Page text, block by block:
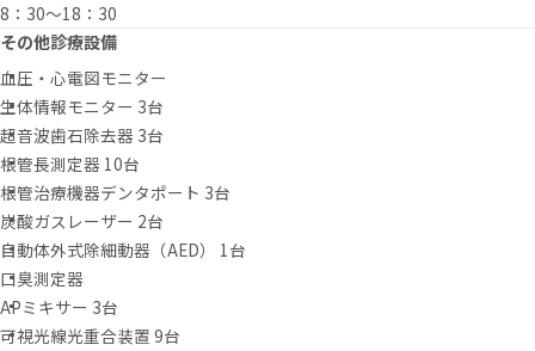
8：30～18：30
その他診療設備
血圧・心電図モニター
生体情報モニター 3台
超音波歯石除去器 3台
根管長測定器 10台
根管治療機器デンタポート 3台
炭酸ガスレーザー 2台
自動体外式除細動器（AED） 1台
口臭測定器
APミキサー 3台
可視光線光重合装置 9台